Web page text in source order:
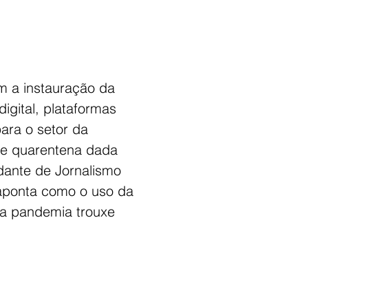
a instauração da
plataformas
o setor da
quarentena dada
de Jornalismo
como o uso da
pandemia trouxe